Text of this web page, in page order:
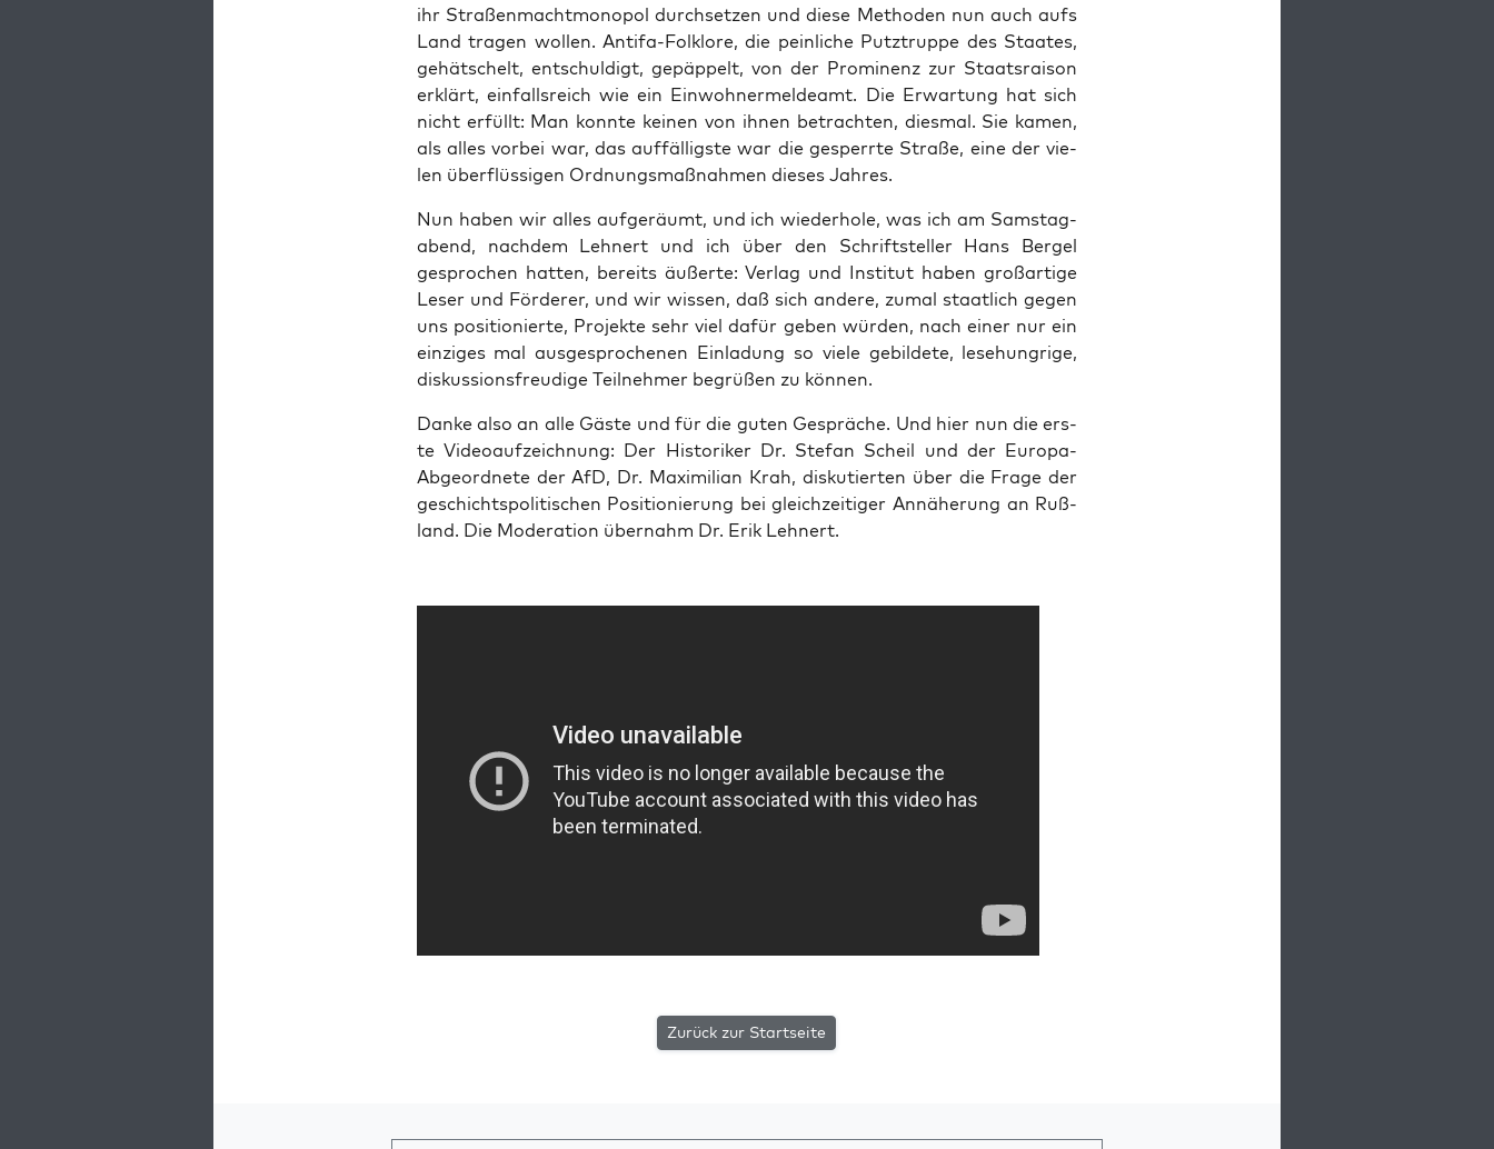
ihr Stra­ßen­macht­mo­no­pol durch­set­zen und die­se Metho­den nun auch aufs
Land tra­gen wol­len. Anti­fa-Folk­lo­re, die pein­li­che Putz­trup­pe des Staa­tes,
gehät­schelt, ent­schul­digt, gepäp­pelt, von der Pro­mi­nenz zur Staats­rai­son
erklärt, ein­falls­reich wie ein Ein­woh­ner­mel­de­amt. Die Erwar­tung hat sich
nicht erfüllt: Man konn­te kei­nen von ihnen betrach­ten, dies­mal. Sie kamen,
als alles vor­bei war, das auf­fäl­ligs­te war die gesperr­te Stra­ße, eine der vie­
len über­flüs­si­gen Ord­nungs­maß­nah­men die­ses Jahres.
Nun haben wir alles auf­ge­räumt, und ich wie­der­ho­le, was ich am Sams­tag­
abend, nach­dem Leh­nert und ich über den Schrift­stel­ler Hans Ber­gel
gespro­chen hat­ten, bereits äußer­te: Ver­lag und Insti­tut haben groß­ar­ti­ge
Leser und För­de­rer, und wir wis­sen, daß sich ande­re, zumal staat­lich gegen
uns posi­tio­nier­te, Pro­jek­te sehr viel dafür geben wür­den, nach einer nur ein
ein­zi­ges mal aus­ge­spro­che­nen Ein­la­dung so vie­le gebil­de­te, lese­hung­ri­ge,
dis­kus­si­ons­freu­di­ge Teil­neh­mer begrü­ßen zu können.
Dan­ke also an alle Gäs­te und für die guten Gesprä­che. Und hier nun die ers­
te Video­auf­zeich­nung: Der His­to­ri­ker Dr. Ste­fan Scheil und der Euro­pa-
Abge­ord­ne­te der AfD, Dr. Maxi­mi­li­an Krah, dis­ku­tier­ten über die Fra­ge der
geschichts­po­li­ti­schen Posi­tio­nie­rung bei gleich­zei­ti­ger Annä­he­rung an Ruß­
land. Die Mode­ra­ti­on über­nahm Dr. Erik Lehnert.
Zurück zur Startseite